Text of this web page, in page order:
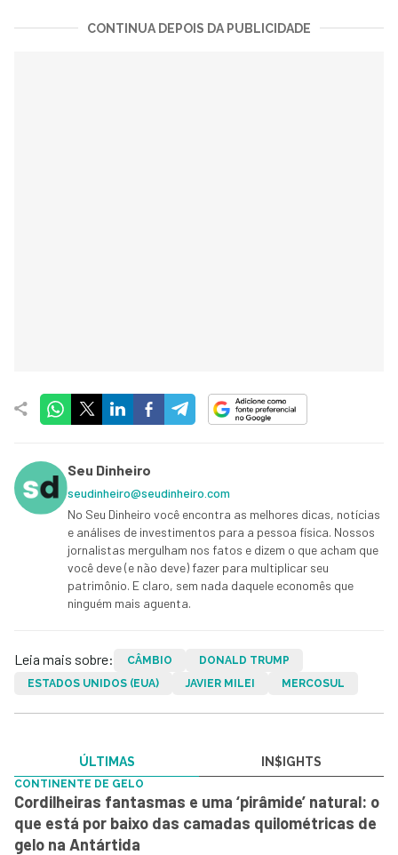
CONTINUA DEPOIS DA PUBLICIDADE
Seu Dinheiro
seudinheiro@seudinheiro.com
No Seu Dinheiro você encontra as melhores dicas, notícias
e análises de investimentos para a pessoa física. Nossos
jornalistas mergulham nos fatos e dizem o que acham que
você deve (e não deve) fazer para multiplicar seu
patrimônio. E claro, sem nada daquele economês que
ninguém mais aguenta.
Leia mais sobre: CÂMBIO
DONALD TRUMP
ESTADOS UNIDOS (EUA)
JAVIER MILEI MERCOSUL
ÚLTIMAS IN$IGHTS
CONTINENTE DE GELO
Cordilheiras fantasmas e uma ‘pirâmide’ natural: o
que está por baixo das camadas quilométricas de
gelo na Antártida